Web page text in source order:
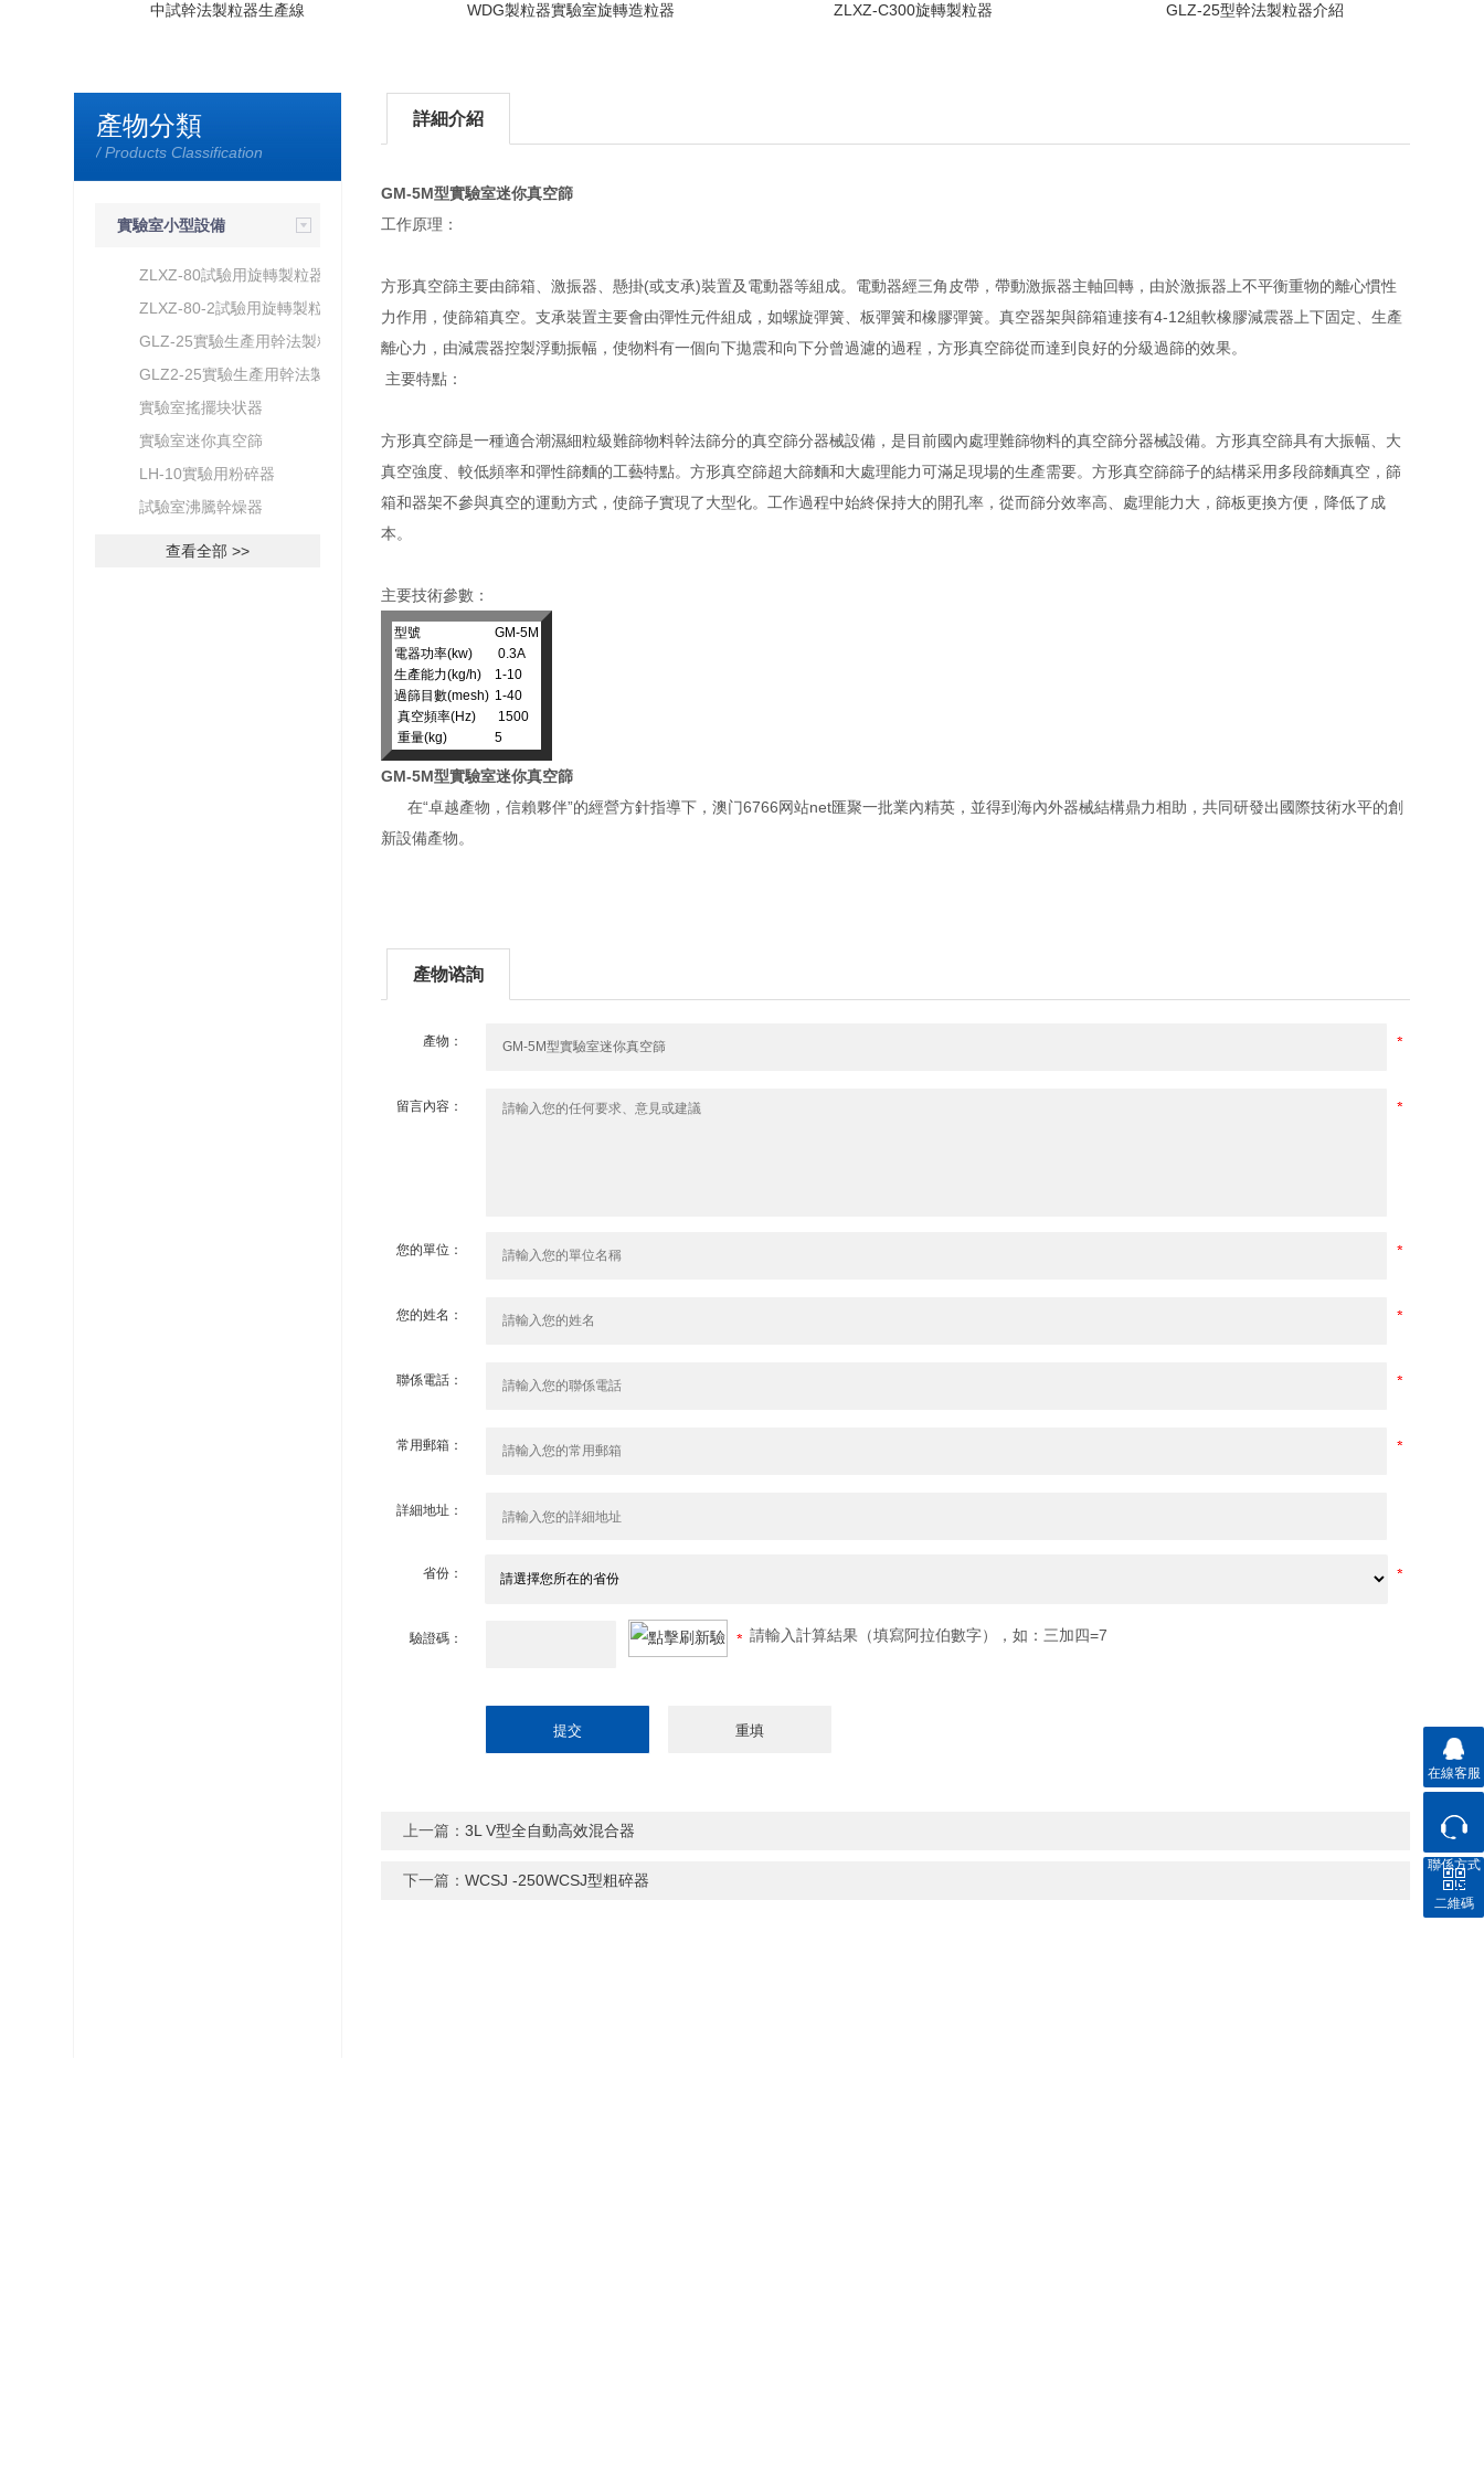
中試幹法製粒器生產線 WDG製粒器實驗室旋轉造粒器 ZLXZ-C300旋轉製粒器 GLZ-25型幹法製粒器介紹
產物分類
/ Products Classification
實驗室小型設備
ZLXZ-80試驗用旋轉製粒器
ZLXZ-80-2試驗用旋轉製粒器
GLZ-25實驗生產用幹法製粒
器
GLZ2-25實驗生產用幹法製粒
器
實驗室搖擺块状器
實驗室迷你真空篩
LH-10實驗用粉碎器
試驗室沸騰幹燥器
查看全部 >>
詳細介紹
GM-5M型實驗室迷你真空篩
工作原理：
方形真空篩主要由篩箱、激振器、懸掛(或支承)裝置及電動器等組成。電動器經三角皮帶，帶動激振器主軸回轉，由於激振器上不平衡重物的離心慣性
力作用，使篩箱真空。支承裝置主要會由彈性元件組成，如螺旋彈簧、板彈簧和橡膠彈簧。真空器架與篩箱連接有4-12組軟橡膠減震器上下固定、生產
離心力，由減震器控製浮動振幅，使物料有一個向下拋震和向下分曾過濾的過程，方形真空篩從而達到良好的分級過篩的效果。
主要特點：
方形真空篩是一種適合潮濕細粒級難篩物料幹法篩分的真空篩分器械設備，是目前國內處理難篩物料的真空篩分器械設備。方形真空篩具有大振幅、大
真空強度、較低頻率和彈性篩麵的工藝特點。方形真空篩超大篩麵和大處理能力可滿足現場的生產需要。方形真空篩篩子的結構采用多段篩麵真空，篩
箱和器架不參與真空的運動方式，使篩子實現了大型化。工作過程中始終保持大的開孔率，從而篩分效率高、處理能力大，篩板更換方便，降低了成
本。
主要技術參數：
型號
GM-5M
電器功率(kw)
0.3A
生產能力(kg/h)
1-10
過篩目數(mesh) 1-40
真空頻率(Hz)
1500
重量(kg)
5
GM-5M型實驗室迷你真空篩
在“卓越產物，信賴夥伴”的經營方針指導下，澳门6766网站net匯聚一批業內精英，並得到海內外器械結構鼎力相助，共同研發出國際技術水平的創
新設備產物。
產物谘詢
產物：
留言內容：
您的單位：
您的姓名：
聯係電話：
常用郵箱：
詳細地址：
省份：
驗證碼： 請輸入計算結果（填寫阿拉伯數字），如：三加四=7
上一篇：3L V型全自動高效混合器
下一篇：WCSJ -250WCSJ型粗碎器
在線客服
聯係方式
二維碼